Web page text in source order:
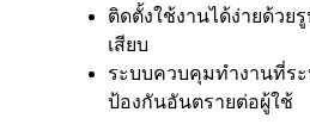
ติดตั้งใช้งานได้ง่ายด้วย
เสียบ
ระบบควบคุมทำงานที่ระ
ป้องกันอันตรายต่อผู้ใช้